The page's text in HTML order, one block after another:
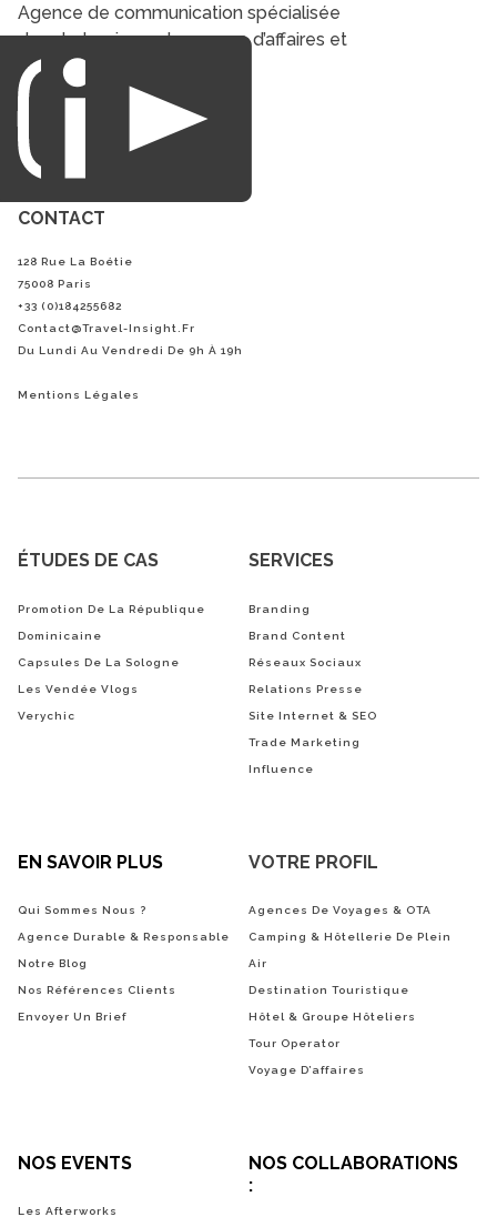
Agence de communication spécialisée
dans le tourisme du voyage d’affaires et
du loisirs.
CONTACT
128 Rue La Boétie
75008 Paris
+33 (0)184255682
Contact@Travel-Insight.fr
Du Lundi Au Vendredi De 9h À 19h
Mentions Légales
ÉTUDES DE CAS
Promotion De La République
Dominicaine
Capsules De La Sologne
Les Vendée Vlogs
Verychic
SERVICES
Branding
Brand Content
Réseaux Sociaux
Relations Presse
Site Internet & SEO
Trade Marketing
Influence
EN SAVOIR PLUS
Qui Sommes Nous ?
Agence Durable & Responsable
Notre Blog
Nos Références Clients
Envoyer Un Brief
VOTRE PROFIL
Agences De Voyages & OTA
Camping & Hôtellerie De Plein
Air
Destination Touristique
Hôtel & Groupe Hôteliers
Tour Operator
Voyage D’affaires
NOS EVENTS
Les Afterworks
NOS COLLABORATIONS
: